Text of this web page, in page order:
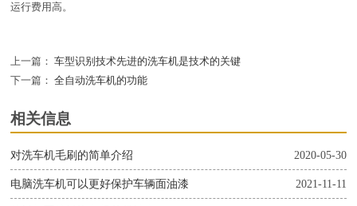
运行费用高。
上一篇： 车型识别技术先进的洗车机是技术的关键
下一篇： 全自动洗车机的功能
相关信息
2020-05-30
对洗车机毛刷的简单介绍
2021-11-11
电脑洗车机可以更好保护车辆面油漆